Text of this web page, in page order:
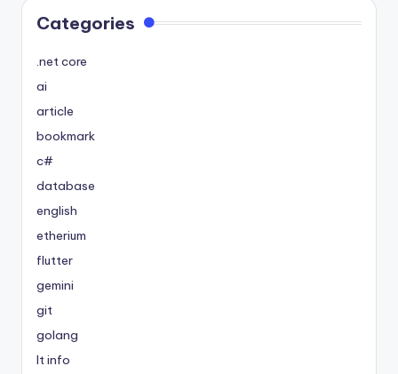
Categories
.net core
ai
article
bookmark
c#
database
english
etherium
flutter
gemini
git
golang
It info